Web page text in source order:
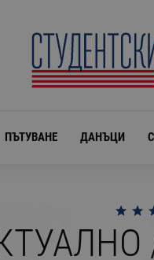
ПЪТУВАНЕ ДАНЪЦИ